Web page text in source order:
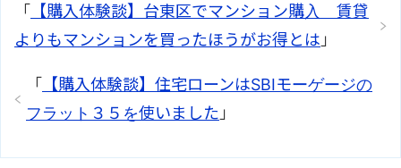
「 【購入体験談】台東区でマンション購入 賃貸
よりもマンションを買ったほうがお得とは 」
「 【購入体験談】住宅ローンはSBIモーゲージの
フラット３５を使いました 」